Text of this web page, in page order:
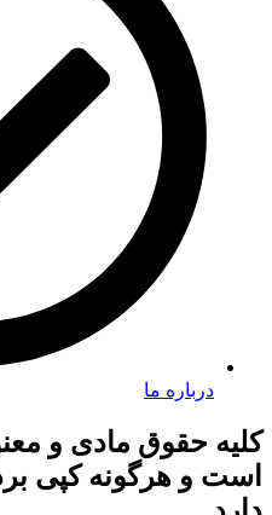
درباره ما
کلیه حقوق مادی و
است و هرگونه کپی